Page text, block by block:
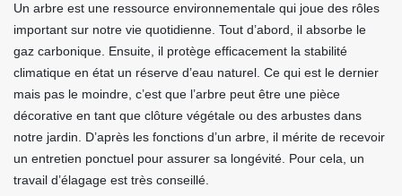
Un arbre est une ressource environnementale qui joue des rôles
important sur notre vie quotidienne. Tout d’abord, il absorbe le
gaz carbonique. Ensuite, il protège efficacement la stabilité
climatique en état un réserve d’eau naturel. Ce qui est le dernier
mais pas le moindre, c’est que l’arbre peut être une pièce
décorative en tant que clôture végétale ou des arbustes dans
notre jardin. D’après les fonctions d’un arbre, il mérite de recevoir
un entretien ponctuel pour assurer sa longévité. Pour cela, un
travail d’élagage est très conseillé.